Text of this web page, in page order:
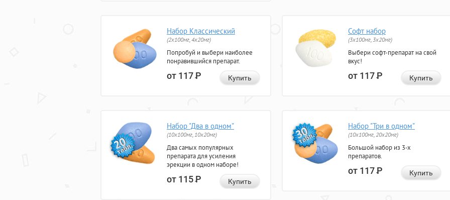
Набор Классический
(2x100мг, 4x20мг)
Попробуй и выбери наиболее
понравившийся препарат.
от 117Р Купить
Софт набор
(3x100мг, 3x20мг)
Выбери софт-препарат на свой
вкус!
от 117Р Купить
Набор "Два в одном"
(10x100мг, 10x20мг)
Два самых популярных
препарата для усиления
эрекции в одном наборе!
от 115Р Купить
Набор "Три в одном"
(10x100мг, 20x20мг)
Большой набор из 3-х
препаратов.
от 117Р Купить